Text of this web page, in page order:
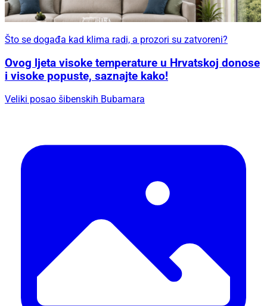
Što se događa kad klima radi, a prozori su zatvoreni?
Ovog ljeta visoke temperature u Hrvatskoj donose
i visoke popuste, saznajte kako!
Veliki posao šibenskih Bubamara